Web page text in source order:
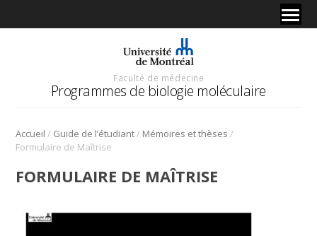
Faculté de médecine
Programmes de biologie moléculaire
Accueil / Guide de l’étudiant/ Mémoires et thèses /
Formulaire de Maîtrise
FORMULAIRE DE MAÎTRISE